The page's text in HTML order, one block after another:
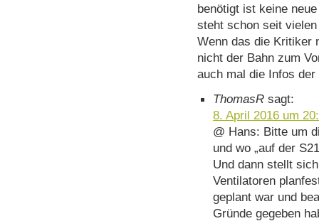
benötigt ist keine
steht schon seit
Wenn das die Kritiker
nicht der Bahn zum
auch mal die Infos
ThomasR sagt:
8. April 2016 um
@ Hans: Bitte um
und wo „auf der
Und dann stellt
Ventilatoren
geplant war und
Gründe gegeben